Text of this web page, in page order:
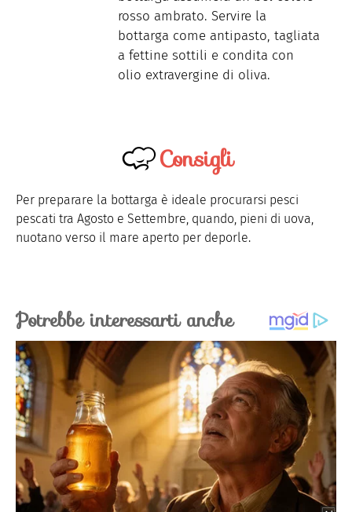
rosso ambrato. Servire la
bottarga come antipasto, tagliata
a fettine sottili e condita con
olio extravergine di oliva.
Consigli
Per preparare la bottarga è ideale procurarsi pesci
pescati tra Agosto e Settembre, quando, pieni di uova,
nuotano verso il mare aperto per deporle.